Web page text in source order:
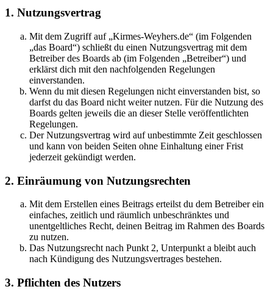
1. Nutzungsvertrag
Mit dem Zugriff auf „Kirmes-Weyhers.de“ (im Folgenden
„das Board“) schließt du einen Nutzungsvertrag mit dem
Betreiber des Boards ab (im Folgenden „Betreiber“) und
erklärst dich mit den nachfolgenden Regelungen
einverstanden.
Wenn du mit diesen Regelungen nicht einverstanden bist, so
darfst du das Board nicht weiter nutzen. Für die Nutzung des
Boards gelten jeweils die an dieser Stelle veröffentlichten
Regelungen.
Der Nutzungsvertrag wird auf unbestimmte Zeit geschlossen
und kann von beiden Seiten ohne Einhaltung einer Frist
jederzeit gekündigt werden.
2. Einräumung von Nutzungsrechten
Mit dem Erstellen eines Beitrags erteilst du dem Betreiber ein
einfaches, zeitlich und räumlich unbeschränktes und
unentgeltliches Recht, deinen Beitrag im Rahmen des Boards
zu nutzen.
Das Nutzungsrecht nach Punkt 2, Unterpunkt a bleibt auch
nach Kündigung des Nutzungsvertrages bestehen.
3. Pflichten des Nutzers